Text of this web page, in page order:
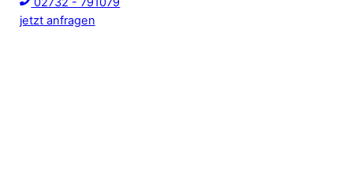
jetzt anfragen